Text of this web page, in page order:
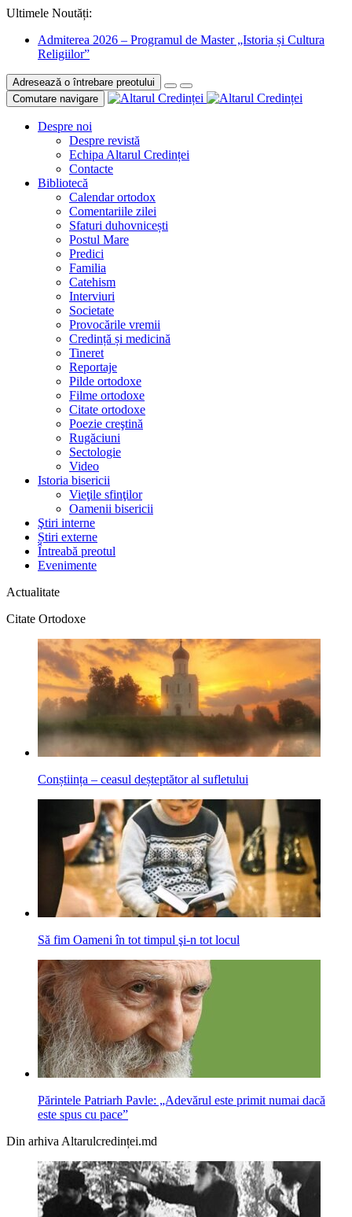
Ultimele Noutăți:
Admiterea 2026 – Programul de Master „Istoria și Cultura
Religiilor”
Adresează o întrebare preotului
Comutare navigare
Despre noi
Despre revistă
Echipa Altarul Credinței
Contacte
Bibliotecă
Calendar ortodox
Comentariile zilei
Sfaturi duhovnicești
Postul Mare
Predici
Familia
Catehism
Interviuri
Societate
Provocările vremii
Credință și medicină
Tineret
Reportaje
Pilde ortodoxe
Filme ortodoxe
Citate ortodoxe
Poezie creştină
Rugăciuni
Sectologie
Video
Istoria bisericii
Vieţile sfinţilor
Oamenii bisericii
Ştiri interne
Știri externe
Întreabă preotul
Evenimente
Actualitate
Citate Ortodoxe
Conștiința – ceasul deșteptător al sufletului
Să fim Oameni în tot timpul şi-n tot locul
Părintele Patriarh Pavle: „Adevărul este primit numai dacă
este spus cu pace”
Din arhiva Altarulcredinței.md